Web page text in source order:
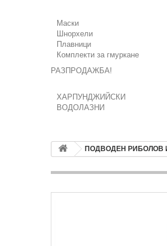
Маски
Шнорхели
Плавници
Комплекти за гмуркане
РАЗПРОДАЖБА!
ХАРПУНДЖИЙСКИ
ВОДОЛАЗНИ
ПОДВОДЕН РИБОЛОВ